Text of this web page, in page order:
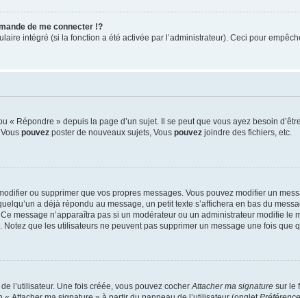
de me connecter !?
intégré (si la fonction a été activée par l’administrateur). Ceci pour
« Répondre » depuis la page d’un sujet. Il se peut que vous ayez besoin
pouvez poster de nouveaux sujets, Vous pouvez joindre des fichiers, etc.
ou supprimer que vos propres messages. Vous pouvez modifier un
a déjà répondu au message, un petit texte s’affichera en bas du
message n’apparaîtra pas si un modérateur ou un administrateur modifie
que les utilisateurs ne peuvent pas supprimer un message une fois que
l’utilisateur. Une fois créée, vous pouvez cocherAttacher ma signature sur le